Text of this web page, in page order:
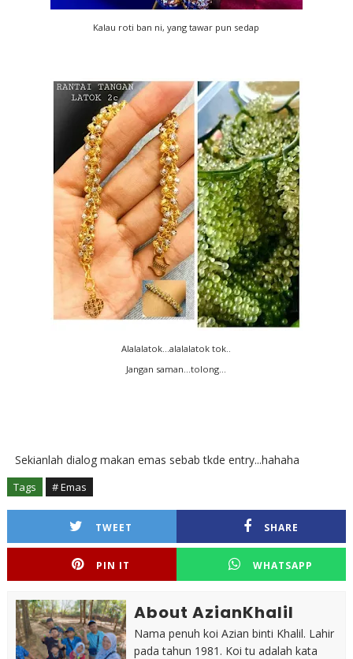
Kalau roti ban ni, yang tawar pun sedap
Alalalatok...alalalatok tok..
Jangan saman...tolong...
Sekianlah dialog makan emas sebab tkde entry...hahaha
Tags # Emas
TWEET SHARE
PIN IT WHATSAPP
About AzianKhalil
Nama penuh koi Azian binti Khalil. Lahir
pada tahun 1981. Koi tu adalah kata